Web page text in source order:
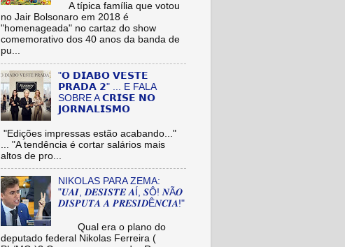
A típica família que votou
no Jair Bolsonaro em 2018 é
"homenageada" no cartaz do show
comemorativo dos 40 anos da banda de
pu...
"𝗢 𝗗𝗜𝗔𝗕𝗢 𝗩𝗘𝗦𝗧𝗘
𝗣𝗥𝗔𝗗𝗔 𝟮" ... E FALA
SOBRE A 𝗖𝗥𝗜𝗦𝗘 𝗡𝗢
𝗝𝗢𝗥𝗡𝗔𝗟𝗜𝗦𝗠𝗢
"Edições impressas estão acabando..."
... "A tendência é cortar salários mais
altos de pro...
NIKOLAS PARA ZEMA:
"𝑼𝑨𝑰, 𝑫𝑬𝑺𝑰𝑺𝑻𝑬 𝑨Í, 𝑺Ô! 𝑵Ã𝑶
𝑫𝑰𝑺𝑷𝑼𝑻𝑨 𝑨 𝑷𝑹𝑬𝑺𝑰𝑫Ê𝑵𝑪𝑰𝑨!"
Qual era o plano do
deputado federal Nikolas Ferreira (